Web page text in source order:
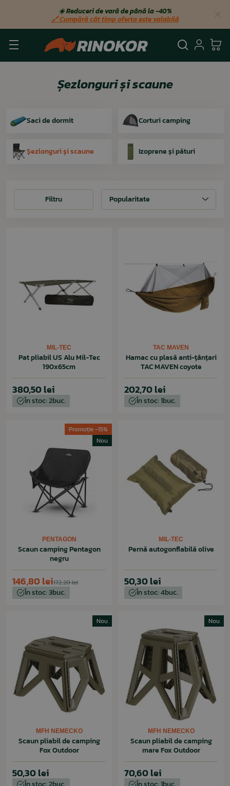
☀️ Reduceri de vară de până la −40%
🔗 Cumpără cât timp oferta este valabilă
Căutare
Șezlonguri și scaune
Saci de dormit Corturi camping
Șezlonguri și scaune Izoprene și pături
FiltruFiltru Popularitate
MIL-TEC
Pat pliabil US Alu Mil-Tec
190x65cm
380,50 lei
În stoc: 2buc.
TAC MAVEN
Hamac cu plasă anti-țânțari
TAC MAVEN coyote
202,70 lei
În stoc: 1buc.
Promoție -15%
Nou
PENTAGON
Scaun camping Pentagon
negru
172,20 lei
146,80 lei
În stoc: 3buc.
MIL-TEC
Pernă autogonflabilă olive
50,30 lei
În stoc: 4buc.
Nou
MFH NEMECKO
Scaun pliabil de camping
Fox Outdoor
50,30 lei
Nou
MFH NEMECKO
Scaun pliabil de camping
mare Fox Outdoor
70,60 lei